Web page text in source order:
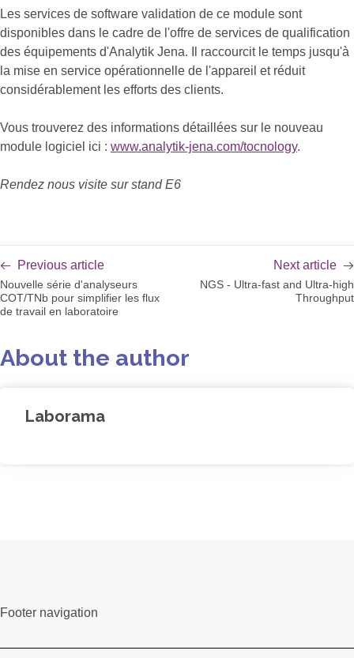
Les services de software validation de ce module sont
disponibles dans le cadre de l'offre de services de qualification
des équipements d'Analytik Jena. Il raccourcit le temps jusqu'à
la mise en service opérationnelle de l'appareil et réduit
considérablement les efforts des clients.
Vous trouverez des informations détaillées sur le nouveau
module logiciel ici : www.analytik-jena.com/tocnology.
Rendez nous visite sur stand E6
Previous article
Nouvelle série d'analyseurs
COT/TNb pour simplifier les flux
de travail en laboratoire
Next article
NGS - Ultra-fast and Ultra-high
Throughput
About the author
Laborama
Footer navigation